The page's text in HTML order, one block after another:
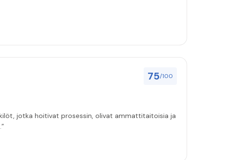
75/100
jotka hoitivat prosessin, olivat ammattitaitoisia ja